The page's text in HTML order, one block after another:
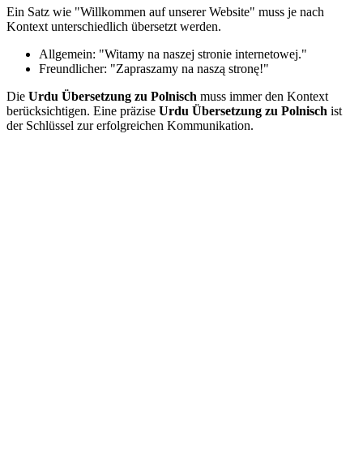
Ein Satz wie "Willkommen auf unserer Website" muss je nach
Kontext unterschiedlich übersetzt werden.
Allgemein: "Witamy na naszej stronie internetowej."
Freundlicher: "Zapraszamy na naszą stronę!"
Die Urdu Übersetzung zu Polnisch muss immer den Kontext
berücksichtigen. Eine präzise Urdu Übersetzung zu Polnisch ist
der Schlüssel zur erfolgreichen Kommunikation.